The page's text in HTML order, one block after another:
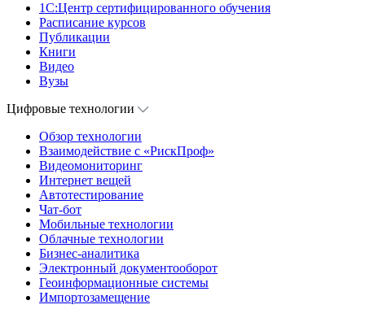
1С:Центр сертифицированного обучения
Расписание курсов
Публикации
Книги
Видео
Вузы
Цифровые технологии
Обзор технологии
Взаимодействие с «РискПроф»
Видеомониторинг
Интернет вещей
Автотестирование
Чат-бот
Мобильные технологии
Облачные технологии
Бизнес-аналитика
Электронный документооборот
Геоинформационные системы
Импортозамещение